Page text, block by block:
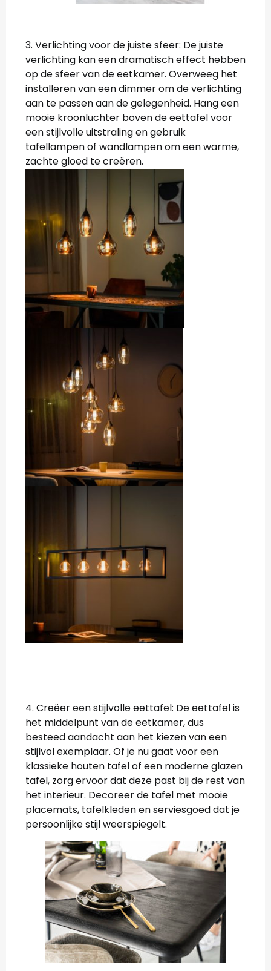
3. Verlichting voor de juiste sfeer: De juiste
verlichting kan een dramatisch effect hebben
op de sfeer van de eetkamer. Overweeg het
installeren van een dimmer om de verlichting
aan te passen aan de gelegenheid. Hang een
mooie kroonluchter boven de eettafel voor
een stijlvolle uitstraling en gebruik
tafellampen of wandlampen om een warme,
zachte gloed te creëren.
4. Creëer een stijlvolle eettafel: De eettafel is
het middelpunt van de eetkamer, dus
besteed aandacht aan het kiezen van een
stijlvol exemplaar. Of je nu gaat voor een
klassieke houten tafel of een moderne glazen
tafel, zorg ervoor dat deze past bij de rest van
het interieur. Decoreer de tafel met mooie
placemats, tafelkleden en serviesgoed dat je
persoonlijke stijl weerspiegelt.